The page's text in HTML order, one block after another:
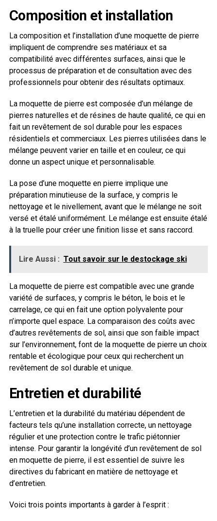
Composition et installation
La composition et l’installation d’une moquette de pierre
impliquent de comprendre ses matériaux et sa
compatibilité avec différentes surfaces, ainsi que le
processus de préparation et de consultation avec des
professionnels pour obtenir des résultats optimaux.
La moquette de pierre est composée d’un mélange de
pierres naturelles et de résines de haute qualité, ce qui en
fait un revêtement de sol durable pour les espaces
résidentiels et commerciaux. Les pierres utilisées dans le
mélange peuvent varier en taille et en couleur, ce qui
donne un aspect unique et personnalisable.
La pose d’une moquette en pierre implique une
préparation minutieuse de la surface, y compris le
nettoyage et le nivellement, avant que le mélange ne soit
versé et étalé uniformément. Le mélange est ensuite étalé
à la truelle pour créer une finition lisse et sans raccord.
Lire Aussi : Tout savoir sur le destockage ski
La moquette de pierre est compatible avec une grande
variété de surfaces, y compris le béton, le bois et le
carrelage, ce qui en fait une option polyvalente pour
n’importe quel espace. La comparaison des coûts avec
d’autres revêtements de sol, ainsi que son faible impact
sur l’environnement, font de la moquette de pierre un choix
rentable et écologique pour ceux qui recherchent un
revêtement de sol durable et unique.
Entretien et durabilité
L’entretien et la durabilité du matériau dépendent de
facteurs tels qu’une installation correcte, un nettoyage
régulier et une protection contre le trafic piétonnier
intense. Pour garantir la longévité d’un revêtement de sol
en moquette de pierre, il est essentiel de suivre les
directives du fabricant en matière de nettoyage et
d’entretien.
Voici trois points importants à garder à l’esprit :